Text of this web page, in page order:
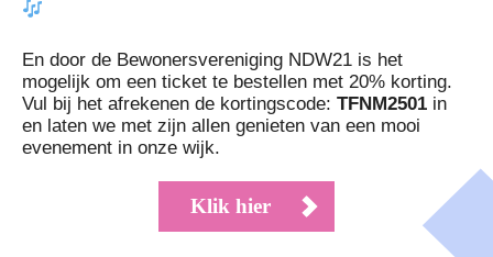
En door de Bewonersvereniging NDW21 is het
mogelijk om een ticket te bestellen met 20% korting.
Vul bij het afrekenen de kortingscode: TFNM2501 in
en laten we met zijn allen genieten van een mooi
evenement in onze wijk.
Klik hier